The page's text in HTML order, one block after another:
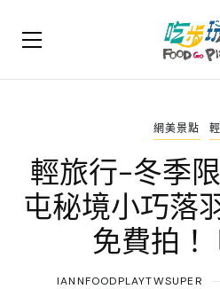
網美景點
輕旅行-冬季
屯秘境小巧落
免費拍！
IANNFOODPLAYTWSUPER